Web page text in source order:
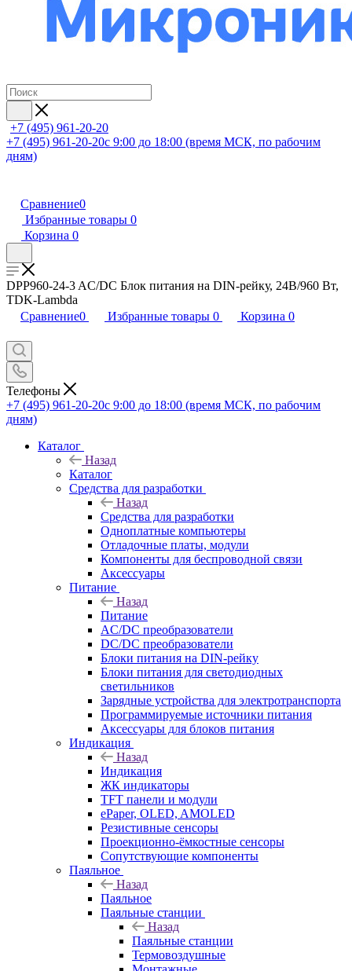
+7 (495) 961-20-20
+7 (495) 961-20-20с 9:00 до 18:00 (время МСК, по рабочим
дням)
Сравнение0
Избранные товары 0
Корзина 0
DPP960-24-3 AC/DC Блок питания на DIN-рейку, 24В/960 Вт,
TDK-Lambda
Сравнение0 Избранные товары 0 Корзина 0
Телефоны
+7 (495) 961-20-20с 9:00 до 18:00 (время МСК, по рабочим
дням)
Каталог
Назад
Каталог
Средства для разработки
Назад
Средства для разработки
Одноплатные компьютеры
Отладочные платы, модули
Компоненты для беспроводной связи
Аксессуары
Питание
Назад
Питание
AC/DC преобразователи
DC/DC преобразователи
Блоки питания на DIN-рейку
Блоки питания для светодиодных
светильников
Зарядные устройства для электротранспорта
Программируемые источники питания
Аксессуары для блоков питания
Индикация
Назад
Индикация
ЖК индикаторы
TFT панели и модули
ePaper, OLED, AMOLED
Резистивные сенсоры
Проекционно-ёмкостные сенсоры
Сопутствующие компоненты
Паяльное
Назад
Паяльное
Паяльные станции
Назад
Паяльные станции
Термовоздушные